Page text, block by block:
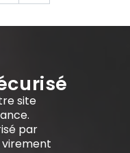
site
par